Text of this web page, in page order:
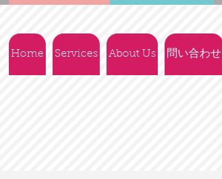
Home Services About Us 問い合わせ